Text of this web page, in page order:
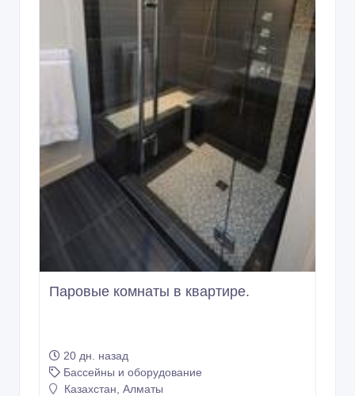
Паровые комнаты в квартире.
20 дн. назад
Бассейны и оборудование
Казахстан, Алматы